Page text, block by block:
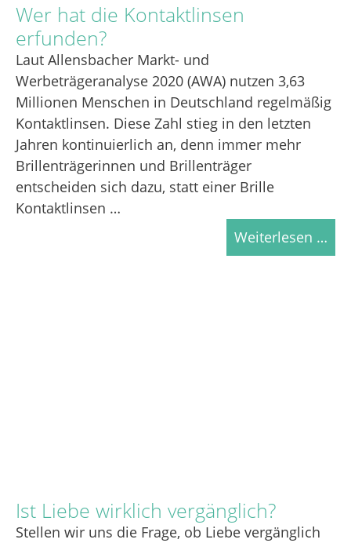
Wer hat die Kontaktlinsen
erfunden?
Laut Allensbacher Markt- und
Werbeträgeranalyse 2020 (AWA) nutzen 3,63
Millionen Menschen in Deutschland regelmäßig
Kontaktlinsen. Diese Zahl stieg in den letzten
Jahren kontinuierlich an, denn immer mehr
Brillenträgerinnen und Brillenträger
entscheiden sich dazu, statt einer Brille
Kontaktlinsen …
Weiterlesen …
Ist Liebe wirklich vergänglich?
Stellen wir uns die Frage, ob Liebe vergänglich